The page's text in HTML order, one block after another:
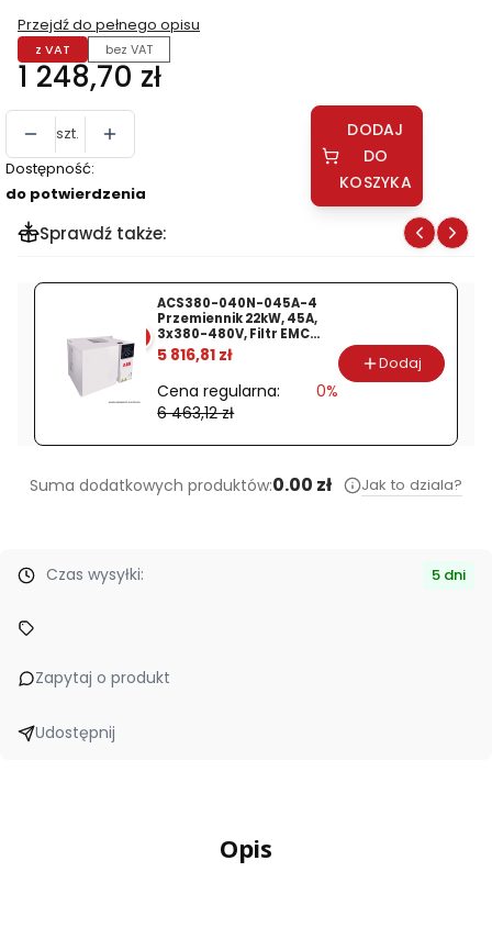
Przejdź do pełnego opisu
z VAT bez VAT
Cena
1 248,70 zł
szt.
Dostępność:
do potwierdzenia
DODAJ
DO
KOSZYKA
Sprawdź także:
ACS380-040N-045A-4
Przemiennik 22kW, 45A,
3x380-480V, Filtr EMC
Kat. C3, ikonowy panel
sterowania (opcja
ACS380-040S-045A-4
lub ACS380-040C-045A-
4)
5 816,81 zł
Cena regularna:
6 463,12 zł
0%
Dodaj
Suma dodatkowych produktów:0.00 zł Jak to dziala?
Czas wysyłki: 5 dni
Zapytaj o produkt
Udostępnij
Opis